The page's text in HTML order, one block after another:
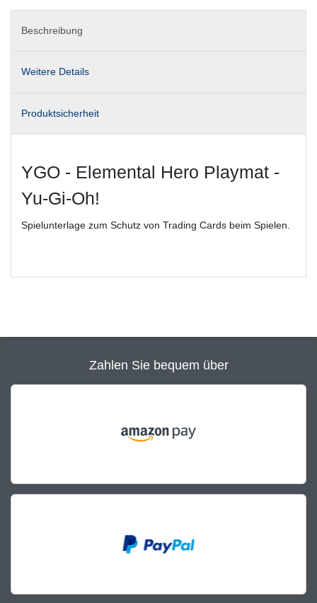
Beschreibung
Weitere Details
Produktsicherheit
YGO - Elemental Hero Playmat -
Yu-Gi-Oh!
Spielunterlage zum Schutz von Trading Cards beim Spielen.
Zahlen Sie bequem über